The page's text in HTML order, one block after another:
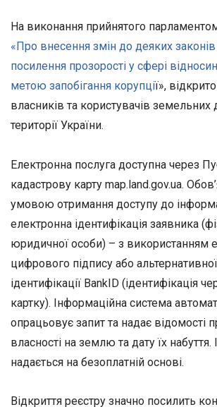
На виконання прийнятого
«Про внесення змін до деяких
посилення прозорості у сфері
метою запобігання корупції»,
власників та користувачів земельних
території України.
Електронна послуга доступна через
кадастрову карту map.land.gov.ua.
умовою отримання доступу до
електронна ідентифікація заявника
юридичної особи) – з використанням
цифрового підпису або
ідентифікації BankID (ідентифікація
картку). Інформаційна система
опрацьовує запит та надає відомості
власності на землю та дату їх набуття.
надається на безоплатній основі.
Відкриття реєстру значно посилить